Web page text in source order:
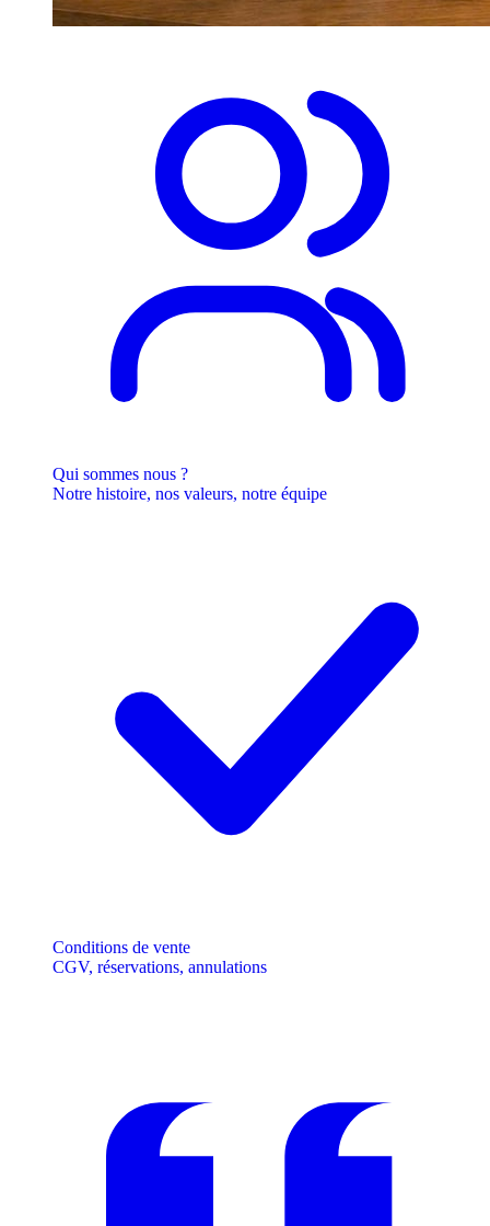
Qui sommes nous ?
Notre histoire, nos valeurs, notre équipe
Conditions de vente
CGV, réservations, annulations